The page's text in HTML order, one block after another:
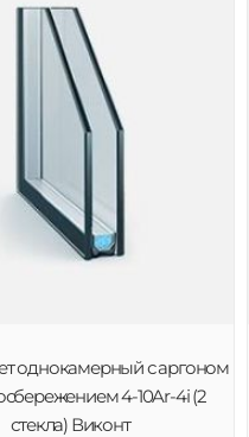
однокамерный с аргоном
4-10Ar-4і (2
стекла) Виконт